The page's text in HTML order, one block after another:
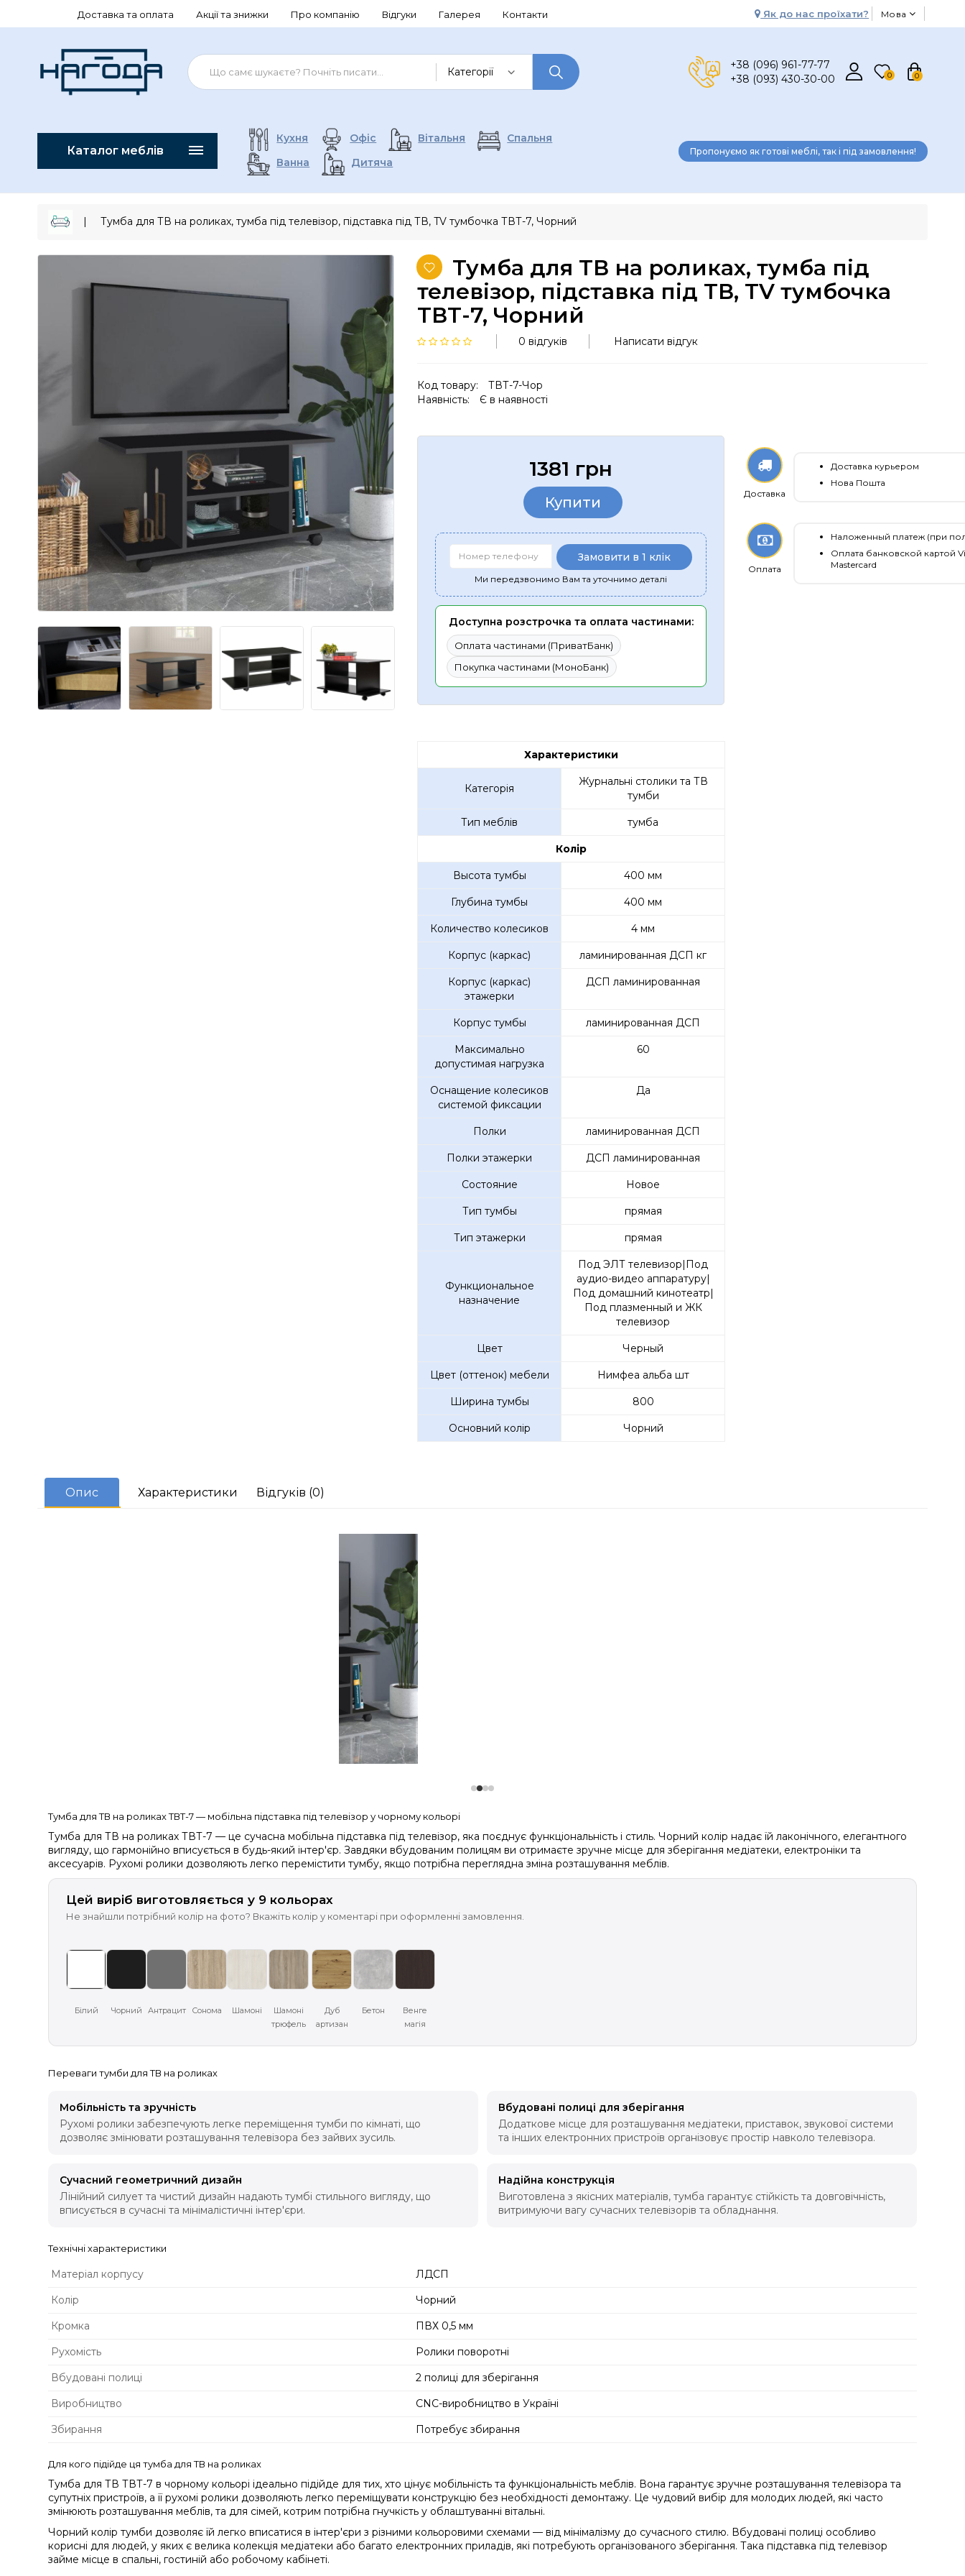
Доставка та оплата Акції та знижки Про компанію Відгуки Галерея Контакти Як до нас проїхати? Мова
+38 (096) 961-77-77
+38 (093) 430-30-00
0 0
Каталог меблів
Кухня Офіс Вітальня
Спальня
Ванна
Дитяча
Пропонуємо як готові меблі, так і під замовлення!
Тумба для ТВ на роликах, тумба під телевізор, підставка під ТВ, TV тумбочка ТВТ-7, Чорний
Тумба для ТВ на роликах, тумба під
телевізор, підставка під ТВ, TV тумбочка
ТВТ-7, Чорний
0 відгуків Написати відгук
Код товару:
ТВТ-7-Чор
Наявність:
Є в наявності
1381 грн
Купити
Замовити в 1 клік
Ми передзвонимо Вам та уточнимо деталі
Доступна розстрочка та оплата частинами:
Оплата частинами (ПриватБанк)
Покупка частинами (МоноБанк)
Доставка
Доставка курьером
Нова Пошта
Оплата
Наложенный платеж (при
Оплата банковской картой
Mastercard
Характеристики
Категорія
Журнальні столики та ТВ
тумби
Тип меблів тумба
Колір
Высота тумбы 400 мм
Глубина тумбы 400 мм
Количество колесиков 4 мм
Корпус (каркас) ламинированная ДСП кг
Корпус (каркас)
этажерки
ДСП ламинированная
Корпус тумбы ламинированная ДСП
Максимально
допустимая нагрузка
60
Оснащение колесиков
системой фиксации
Да
Полки ламинированная ДСП
Полки этажерки ДСП ламинированная
Состояние Новое
Тип тумбы прямая
Тип этажерки прямая
Функциональное
назначение
Под ЭЛТ телевизор|Под
аудио-видео аппаратуру|
Под домашний кинотеатр|
Под плазменный и ЖК
телевизор
Цвет Черный
Цвет (оттенок) мебели Нимфеа альба шт
Ширина тумбы 800
Основний колір Чорний
Опис Характеристики Відгуків (0)
Тумба для ТВ на роликах ТВТ-7 — мобільна підставка під телевізор у чорному кольорі
Тумба для ТВ на роликах ТВТ-7 — це сучасна мобільна підставка під телевізор, яка поєднує функціональність і стиль. Чорний колір надає їй лаконічного, елегантного
вигляду, що гармонійно вписується в будь-який інтер'єр. Завдяки вбудованим полицям ви отримаєте зручне місце для зберігання медіатеки, електроніки та
аксесуарів. Рухомі ролики дозволяють легко перемістити тумбу, якщо потрібна переглядна зміна розташування меблів.
Цей виріб виготовляється у 9 кольорах
Не знайшли потрібний колір на фото? Вкажіть колір у коментарі при оформленні замовлення.
Білий Чорний Антрацит Сонома Шамоні
Шамоні
трюфель
Дуб
артизан
Бетон
Венге
магія
Переваги тумби для ТВ на роликах
Мобільність та зручність
Рухомі ролики забезпечують легке переміщення тумби по кімнаті, що
дозволяє змінювати розташування телевізора без зайвих зусиль.
Вбудовані полиці для зберігання
Додаткове місце для розташування медіатеки, приставок, звукової системи
та інших електронних пристроїв організовує простір навколо телевізора.
Сучасний геометричний дизайн
Лінійний силует та чистий дизайн надають тумбі стильного вигляду, що
вписується в сучасні та мінімалістичні інтер'єри.
Надійна конструкція
Виготовлена з якісних матеріалів, тумба гарантує стійкість та довговічність,
витримуючи вагу сучасних телевізорів та обладнання.
Технічні характеристики
Матеріал корпусу
ЛДСП
Колір
Чорний
Кромка
ПВХ 0,5 мм
Рухомість
Ролики поворотні
Вбудовані полиці
2 полиці для зберігання
Виробництво
CNC-виробництво в Україні
Збирання
Потребує збирання
Для кого підійде ця тумба для ТВ на роликах
Тумба для ТВ ТВТ-7 в чорному кольорі ідеально підійде для тих, хто цінує мобільність та функціональність меблів. Вона гарантує зручне розташування телевізора та
супутніх пристроїв, а її рухомі ролики дозволяють легко переміщувати конструкцію без необхідності демонтажу. Це чудовий вибір для молодих людей, які часто
змінюють розташування меблів, та для сімей, котрим потрібна гнучкість у облаштуванні вітальні.
Чорний колір тумби дозволяє їй легко вписатися в інтер'єри з різними кольоровими схемами — від мінімалізму до сучасного стилю. Вбудовані полиці особливо
корисні для людей, у яких є велика колекція медіатеки або багато електронних приладів, які потребують організованого зберігання. Така підставка під телевізор
займе місце в спальні, гостиній або робочому кабінеті.